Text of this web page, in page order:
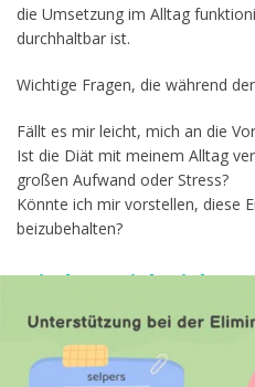
die Umsetzung im Alltag
durchhaltbar ist.
Wichtige Fragen, die während
Fällt es mir leicht, mich an die
Ist die Diät mit meinem Alltag
großen Aufwand oder Stress?
Könnte ich mir vorstellen, diese
beizubehalten?
Wie kann ich
Nährstoffbedarf
gedeckt ist?
Obwohl die Eliminationsdiät für